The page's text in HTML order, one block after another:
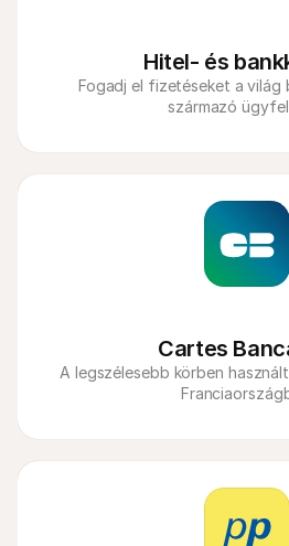
Hitel- és
Fogadj el fizetéseket a világ
származó
Cartes
A legszélesebb körben